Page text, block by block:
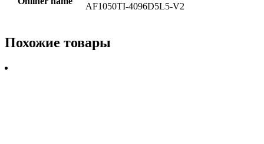
AF1050TI-4096D5L5-V2
Похожие товары